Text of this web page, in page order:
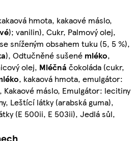
hmota, kakaové máslo,
); vanilin), Cukr, Palmový olej,
sníženým obsahem tuku (5, 5 %),
), Odtučněné sušené mléko,
olej, Mléčná čokoláda (cukr,
, kakaová hmota, emulgátor:
Kakaové máslo, Emulgátor: lecitiny
Leštící látky (arabská guma),
(E 500ii, E 503ii), Jedlá sůl,